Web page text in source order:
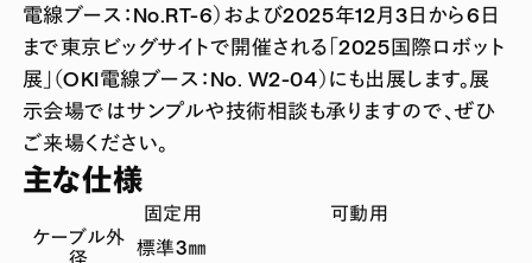
電線ブース：No.RT-6）および2025年12月3日から6日
まで東京ビッグサイトで開催される「2025国際ロボット
展」（OKI電線ブース：No. W2-04）にも出展します。展
示会場ではサンプルや技術相談も承りますので、ぜひ
ご来場ください。
主な仕様
固定用
可動用
ケーブル外
径
標準3㎜